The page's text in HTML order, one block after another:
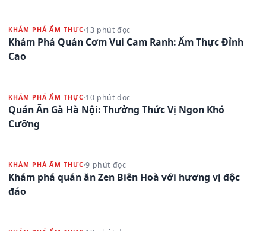
KHÁM PHÁ ẨM THỰC 13 phút đọc
Khám Phá Quán Cơm Vui Cam Ranh: Ẩm Thực Đỉnh
Cao
KHÁM PHÁ ẨM THỰC 10 phút đọc
Quán Ăn Gà Hà Nội: Thưởng Thức Vị Ngon Khó
Cưỡng
KHÁM PHÁ ẨM THỰC 9 phút đọc
Khám phá quán ăn Zen Biên Hoà với hương vị độc
đáo